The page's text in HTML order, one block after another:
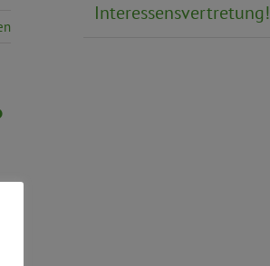
Interessensvertretung!